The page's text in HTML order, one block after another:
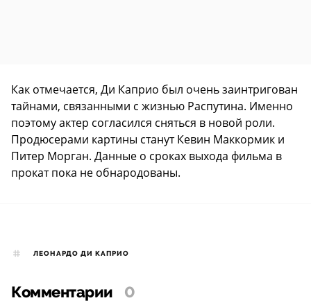
Как отмечается, Ди Каприо был очень заинтригован
тайнами, связанными с жизнью Распутина. Именно
поэтому актер согласился сняться в новой роли.
Продюсерами картины станут Кевин Маккормик и
Питер Морган. Данные о сроках выхода фильма в
прокат пока не обнародованы.
ЛЕОНАРДО ДИ КАПРИО
Комментарии 0